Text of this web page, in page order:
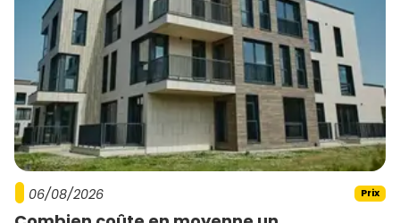
06/08/2026 Prix